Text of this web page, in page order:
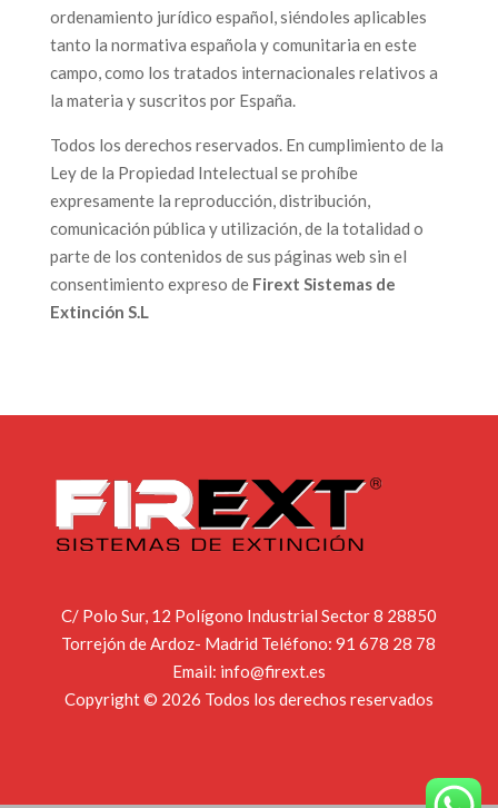
ordenamiento jurídico español, siéndoles aplicables
tanto la normativa española y comunitaria en este
campo, como los tratados internacionales relativos a
la materia y suscritos por España.
Todos los derechos reservados. En cumplimiento de la
Ley de la Propiedad Intelectual se prohíbe
expresamente la reproducción, distribución,
comunicación pública y utilización, de la totalidad o
parte de los contenidos de sus páginas web sin el
consentimiento expreso de Firext Sistemas de
Extinción S.L
C/ Polo Sur, 12 Polígono Industrial Sector 8 28850
Torrejón de Ardoz- Madrid Teléfono:91 678 28 78
Email: info@firext.es
Copyright © 2026 Todos los derechos reservados